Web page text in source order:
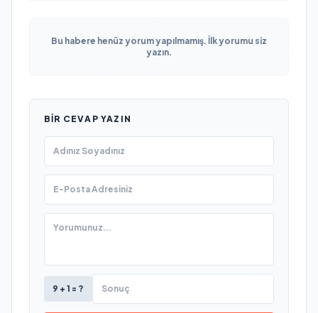
Bu habere henüz yorum yapılmamış. İlk yorumu siz
yazın.
BIR CEVAP YAZIN
9 + 1 = ?